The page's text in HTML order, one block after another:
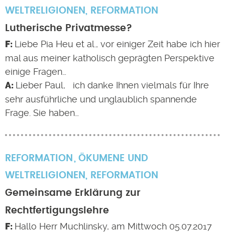
WELTRELIGIONEN , REFORMATION
Lutherische Privatmesse?
Liebe Pia Heu et al., vor einiger Zeit habe ich hier
mal aus meiner katholisch geprägten Perspektive
einige Fragen…
Lieber Paul, ich danke Ihnen vielmals für Ihre
sehr ausführliche und unglaublich spannende
Frage. Sie haben…
REFORMATION
ÖKUMENE UND
WELTRELIGIONEN , REFORMATION
Gemeinsame Erklärung zur
Rechtfertigungslehre
Hallo Herr Muchlinsky, am Mittwoch 05.07.2017